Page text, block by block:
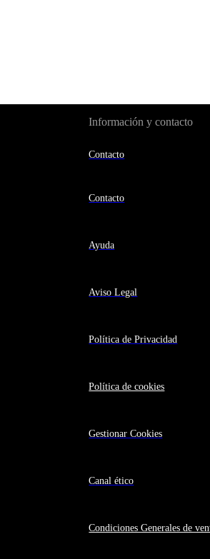
Información y contacto
Contacto
Contacto
Ayuda
Aviso Legal
Política de Privacidad
Política de cookies
Gestionar Cookies
Canal ético
Condiciones Generales de